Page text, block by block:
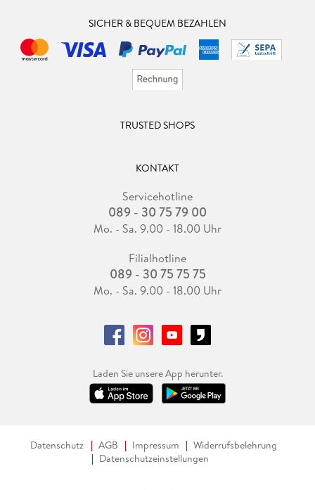
SICHER & BEQUEM BEZAHLEN
TRUSTED SHOPS
KONTAKT
Servicehotline
089 - 30 75 79 00
Mo. - Sa. 9.00 - 18.00 Uhr
Filialhotline
089 - 30 75 75 75
Mo. - Sa. 9.00 - 18.00 Uhr
Laden Sie unsere App herunter.
Datenschutz AGB Impressum
Widerrufsbelehrung
Datenschutzeinstellungen